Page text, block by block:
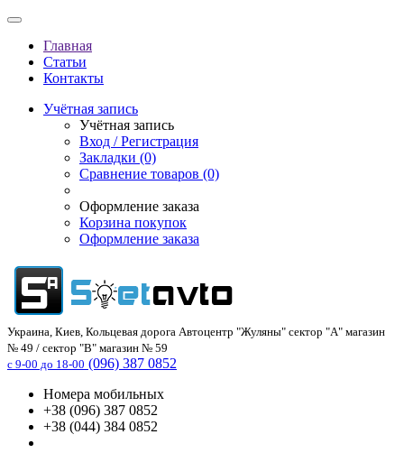
Главная
Статьи
Контакты
Учётная запись
Учётная запись
Вход / Регистрация
Закладки (0)
Сравнение товаров (0)
Оформление заказа
Корзина покупок
Оформление заказа
Украина, Киев, Кольцевая дорога Автоцентр "Жуляны" сектор "А" магазин
№ 49 / сектор "В" магазин № 59
с 9-00 до 18-00 (096) 387 0852
Номера мобильных
+38 (096) 387 0852
+38 (044) 384 0852